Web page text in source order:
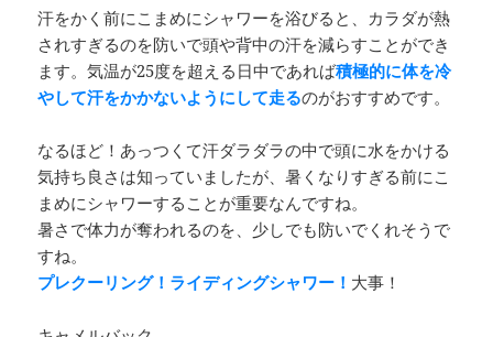
汗をかく前にこまめにシャワーを浴びると、カラダが熱
されすぎるのを防いで頭や背中の汗を減らすことができ
ます。気温が25度を超える日中であれば積極的に体を冷
やして汗をかかないようにして走るのがおすすめです。
なるほど！あっつくて汗ダラダラの中で頭に水をかける
気持ち良さは知っていましたが、暑くなりすぎる前にこ
まめにシャワーすることが重要なんですね。
暑さで体力が奪われるのを、少しでも防いでくれそうで
すね。
プレクーリング！ライディングシャワー！ 大事！